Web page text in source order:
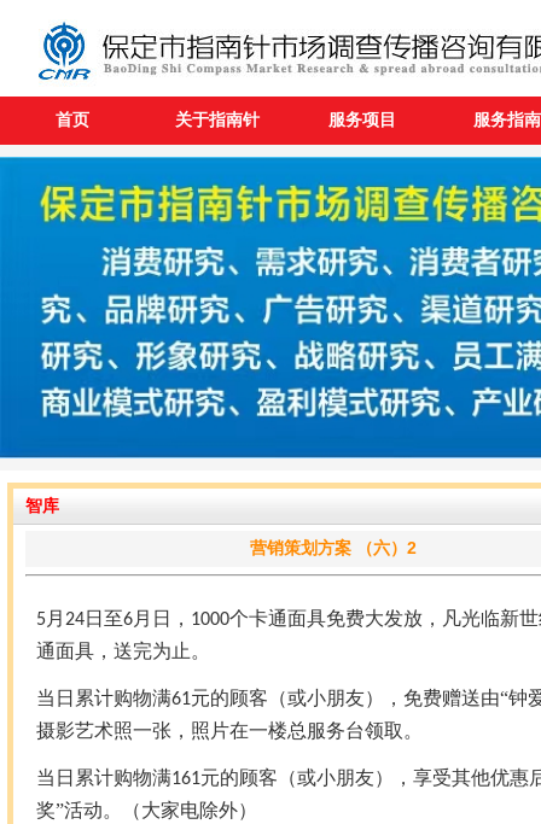
首页 关于指南针 服务项目 服务指南
智库
营销策划方案 （六）2
5月 24日至6月日， 1000个卡通面具免费大发放，凡光临新
通面具，送完为止。
当日累计购物满61元的顾客（或小朋友），免费赠送由“钟
摄影艺术照一张，照片在一楼总服务台领取。
当日累计购物满161元的顾客（或小朋友），享受其他优惠
奖”活动。（大家电除外）